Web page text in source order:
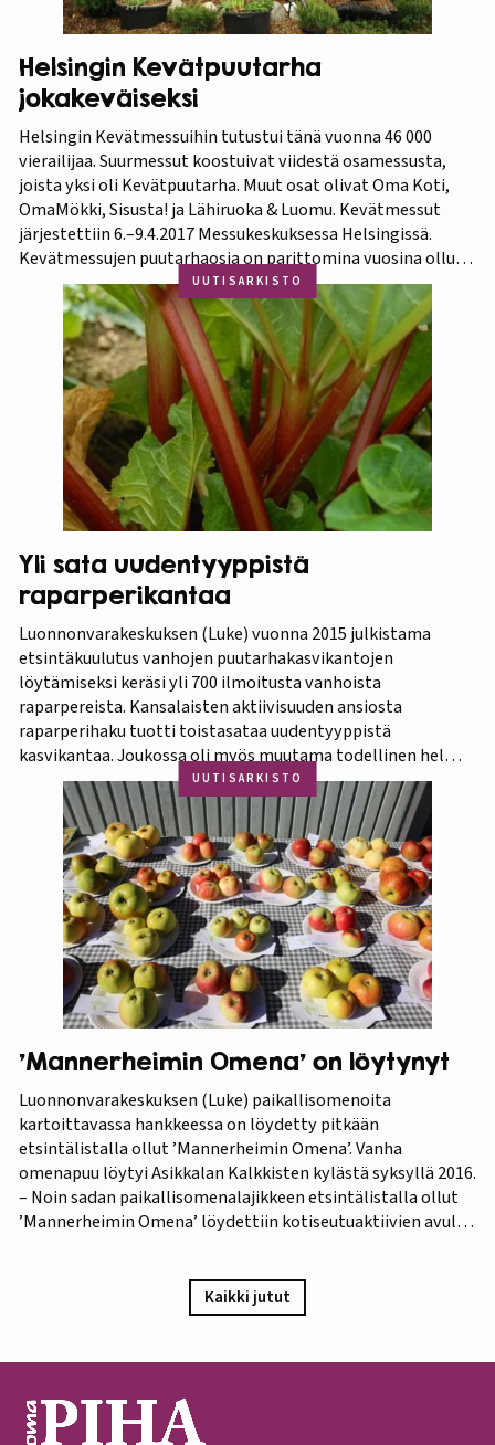
Helsingin Kevätpuutarha
jokakeväiseksi
Helsingin Kevätmessuihin tutustui tänä vuonna 46 000
vierailijaa. Suurmessut koostuivat viidestä osamessusta,
joista yksi oli Kevätpuutarha. Muut osat olivat Oma Koti,
OmaMökki, Sisusta! ja Lähiruoka & Luomu. Kevätmessut
järjestettiin 6.–9.4.2017 Messukeskuksessa Helsingissä.
Kevätmessujen puutarhaosia on parittomina vuosina ollut
Kevätpuutarha ja parillisina Oma Piha -messut. Jatkossa
joka kevät puutarhanäyttelyn nimi tulee olemaan
Kevätpuutarha. Kevätpuutarhan kumppanina on
Puutarhaliitto.…
UUTISARKISTO
Yli sata uudentyyppistä
raparperikantaa
Luonnonvarakeskuksen (Luke) vuonna 2015 julkistama
etsintäkuulutus vanhojen puutarhakasvikantojen
löytämiseksi keräsi yli 700 ilmoitusta vanhoista
raparpereista. Kansalaisten aktiivisuuden ansiosta
raparperihaku tuotti toistasataa uudentyyppistä
kasvikantaa. Joukossa oli myös muutama todellinen helmi.
Koko aineistosta jatkotutkimuksiin pääsi 375 kasvia, joista
60 prosenttia osoittautui vihreä-punavartiseksi Victoria-
lajikkeeksi. Raparperitutkimus dokumentoitiin vaihe
vaiheelta elokuvaksi ”Raparperin kadonneita geenejä
etsimässä”. Elokuvan ensiesitys ja tutkimustulosten
julkistus…
UUTISARKISTO
’Mannerheimin Omena’ on löytynyt
Luonnonvarakeskuksen (Luke) paikallisomenoita
kartoittavassa hankkeessa on löydetty pitkään
etsintälistalla ollut ’Mannerheimin Omena’. Vanha
omenapuu löytyi Asikkalan Kalkkisten kylästä syksyllä 2016.
– Noin sadan paikallisomenalajikkeen etsintälistalla ollut
’Mannerheimin Omena’ löydettiin kotiseutuaktiivien avulla.
vastaa Puutarha-lehden vuosien 1921 ja 1931 kuvauksia,
iloitsee tutkija Maarit Heinonen Lukesta.…
Kaikki jutut